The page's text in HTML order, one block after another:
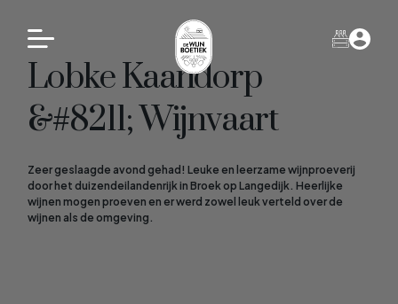
Lobke Kaandorp
&#8211; Wijnvaart
Zeer geslaagde avond gehad! Leuke en leerzame wijnproeverij
door het duizendeilandenrijk in Broek op Langedijk. Heerlijke
wijnen mogen proeven en er werd zowel leuk verteld over de
wijnen als de omgeving.